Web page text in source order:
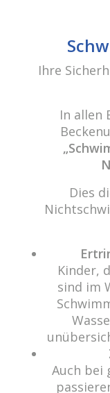
Navigation
10 Jahre
cabrio
Bulderner Str.
Tel.: 0049 (0)
Fax: 0049 (0)
E-Mail:
Internet:
Wir freuen
Haben Sie
Ihre
In allen
Dies
Kinder,
sind im
Auch bei